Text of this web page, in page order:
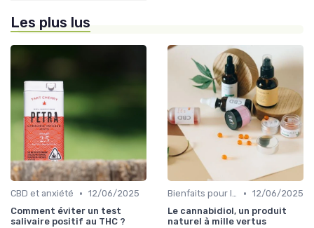
Les plus lus
CBD et anxiété • 12/06/2025
Comment éviter un test
salivaire positif au THC ?
Bienfaits pour la santé • 12/06/2025
Le cannabidiol, un produit
naturel à mille vertus